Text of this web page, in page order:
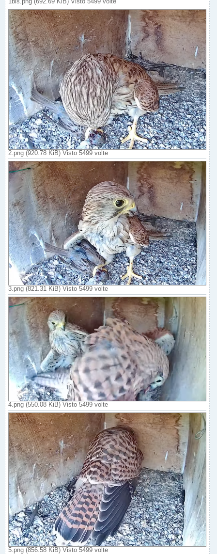
2.png (920.78 KiB) Visto 5499 volte
3.png (821.31 KiB) Visto 5499 volte
4.png (550.08 KiB) Visto 5499 volte
5.png (856.58 KiB) Visto 5499 volte